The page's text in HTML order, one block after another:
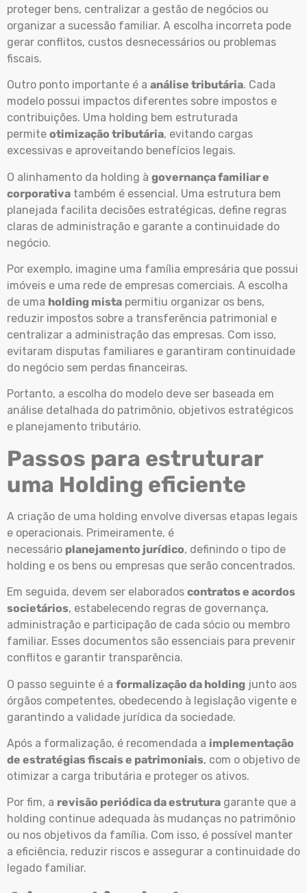
proteger bens, centralizar a gestão de negócios ou
organizar a sucessão familiar. A escolha incorreta pode
gerar conflitos, custos desnecessários ou problemas
fiscais.
Outro ponto importante é a análise tributária. Cada
modelo possui impactos diferentes sobre impostos e
contribuições. Uma holding bem estruturada
permite otimização tributária, evitando cargas
excessivas e aproveitando benefícios legais.
O alinhamento da holding à governança familiar e
corporativa também é essencial. Uma estrutura bem
planejada facilita decisões estratégicas, define regras
claras de administração e garante a continuidade do
negócio.
Por exemplo, imagine uma família empresária que possui
imóveis e uma rede de empresas comerciais. A escolha
de uma holding mista permitiu organizar os bens,
reduzir impostos sobre a transferência patrimonial e
centralizar a administração das empresas. Com isso,
evitaram disputas familiares e garantiram continuidade
do negócio sem perdas financeiras.
Portanto, a escolha do modelo deve ser baseada em
análise detalhada do patrimônio, objetivos estratégicos
e planejamento tributário.
Passos para estruturar
uma Holding eficiente
A criação de uma holding envolve diversas etapas legais
e operacionais. Primeiramente, é
necessário planejamento jurídico, definindo o tipo de
holding e os bens ou empresas que serão concentrados.
Em seguida, devem ser elaborados contratos e acordos
societários, estabelecendo regras de governança,
administração e participação de cada sócio ou membro
familiar. Esses documentos são essenciais para prevenir
conflitos e garantir transparência.
O passo seguinte é a formalização da holding junto aos
órgãos competentes, obedecendo à legislação vigente e
garantindo a validade jurídica da sociedade.
Após a formalização, é recomendada a implementação
de estratégias fiscais e patrimoniais, com o objetivo de
otimizar a carga tributária e proteger os ativos.
Por fim, a revisão periódica da estrutura garante que a
holding continue adequada às mudanças no patrimônio
ou nos objetivos da família. Com isso, é possível manter
a eficiência, reduzir riscos e assegurar a continuidade do
legado familiar.